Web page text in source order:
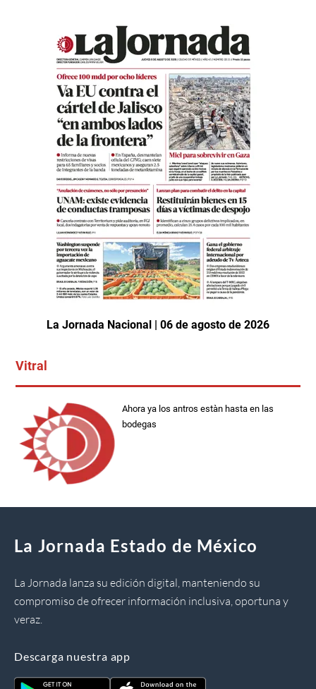
La Jornada Nacional | 06 de agosto de 2026
Vitral
Ahora ya los antros estàn hasta en las
bodegas
La Jornada Estado de México
La Jornada lanza su edición digital, manteniendo su
compromiso de ofrecer información inclusiva, oportuna y
veraz.
Descarga nuestra app